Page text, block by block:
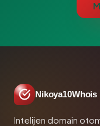
Nikoya10Whois
Intelijen domain